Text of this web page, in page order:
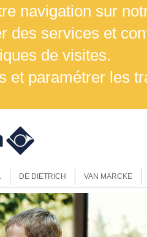
navigation sur
des services et
de visites.
et paramétrer les
DE DIETRICH VAN MARCKE